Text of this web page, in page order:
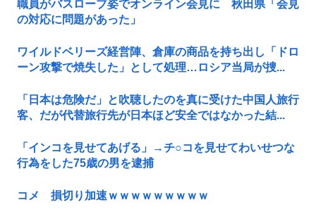
職員がバスローブ姿でオンライン会見に 秋田県「会見
の対応に問題があった」
ワイルドベリーズ経営陣、倉庫の商品を持ち出し「ドロ
ーン攻撃で焼失した」として処理…ロシア当局が捜...
「日本は危険だ」と吹聴したのを真に受けた中国人旅行
客、だが代替旅行先が日本ほど安全ではなかった結...
「インコを見せてあげる」→チ○コを見せてわいせつな
行為をした75歳の男を逮捕
コメ 損切り加速ｗｗｗｗｗｗｗｗｗ